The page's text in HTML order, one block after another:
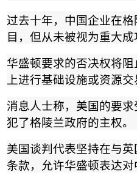
过去十年，中国企业在
目，但从未被视为重大成
华盛顿要求的否决权将
上进行基础设施或资源交
消息人士称，美国的要
犯了格陵兰政府的主权。
美国谈判代表坚持在与
条款，允许华盛顿表达对